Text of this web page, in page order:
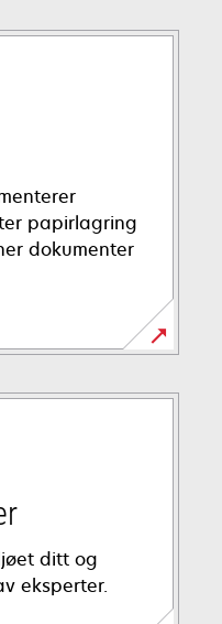
papirlagring
dokumenter
ditt og
eksperter.